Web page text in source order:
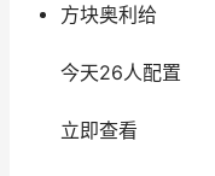
方块奥利给
今天26人配置
立即查看